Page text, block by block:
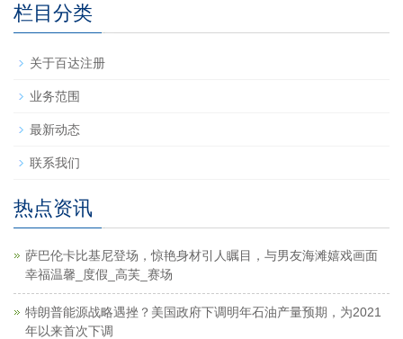
栏目分类
关于百达注册
业务范围
最新动态
联系我们
热点资讯
萨巴伦卡比基尼登场，惊艳身材引人瞩目，与男友海滩嬉戏画面
幸福温馨_度假_高芙_赛场
特朗普能源战略遇挫？美国政府下调明年石油产量预期，为2021
年以来首次下调